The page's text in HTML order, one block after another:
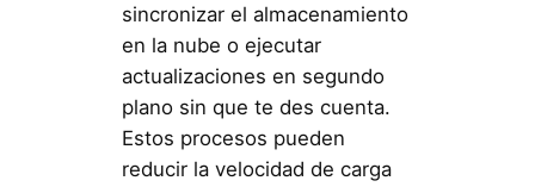
sincronizar el almacenamiento
en la nube o ejecutar
actualizaciones en segundo
plano sin que te des cuenta.
Estos procesos pueden
reducir la velocidad de carga